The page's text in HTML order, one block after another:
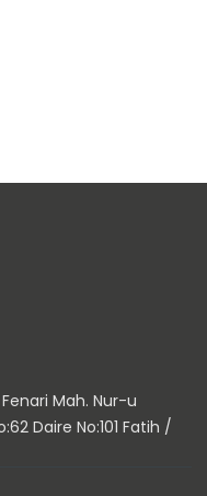
Mah. Nur-u
Daire No:101 Fatih /